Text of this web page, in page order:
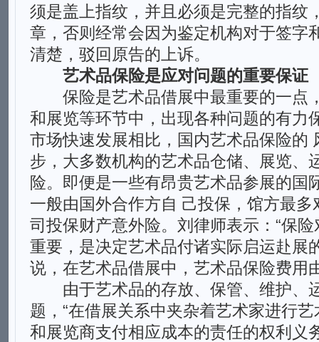
须是盖上指纹，并且必须是完整的指纹
章，否则经常会因为鉴定机构对于签字
清楚，驳回原告的上诉。
艺术品保险是应对问题的重要保证
保险是艺术品借展中最重要的一点
和展览等环节中，出现各种问题的有力
市场快速发展相比，国内艺术品保险的
步，大多数机构的艺术品仓储、展览、
险。即便是一些有昂贵艺术品参展的国
一般由国外合作方自 己投保，馆方最
司投保财产意外险。刘律师表示：“保
重要，是决定艺术品付诸实际启运赴展
说，在艺术品借展中，艺术品保险费用
由于艺术品的存放、保管、维护、
题，“在借展关系中夹杂着艺术家进行
和展览商支付相应成本的责任的权利义